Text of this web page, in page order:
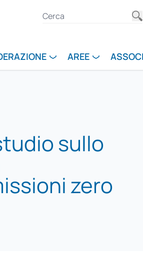
AREE
sullo
zero